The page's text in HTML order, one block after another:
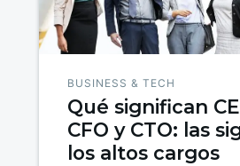
BUSINESS & TECH
Qué significan
CFO y CTO: las
los altos cargos